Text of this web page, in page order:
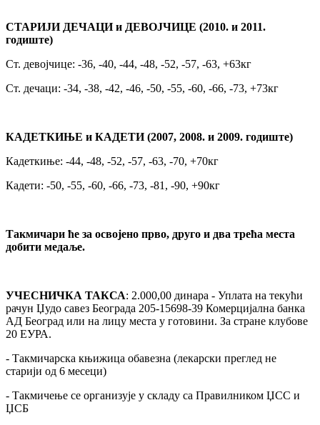
СТАРИЈИ ДЕЧАЦИ и ДЕВОЈЧИЦЕ (2010. и 2011.
годиште)
Ст. девојчице: -36, -40, -44, -48, -52, -57, -63, +63кг
Ст. дечаци: -34, -38, -42, -46, -50, -55, -60, -66, -73, +73кг
КАДЕТКИЊЕ и КАДЕТИ (2007, 2008. и 2009. годиште)
Кадеткиње: -44, -48, -52, -57, -63, -70, +70кг
Кадети: -50, -55, -60, -66, -73, -81, -90, +90кг
Такмичари ће за освојено прво, друго и два трећа места
добити медаље.
УЧЕСНИЧКА ТАКСА: 2.000,00 динара - Уплата на текући
рачун Џудо савез Београда 205-15698-39 Комерцијална банка
АД Београд или на лицу места у готовини. За стране клубове
20 ЕУРА.
- Такмичарска књижица обавезна (лекарски преглед не
старији од 6 месеци)
- Такмичење се организује у складу са Правилником ЏСС и
ЏСБ